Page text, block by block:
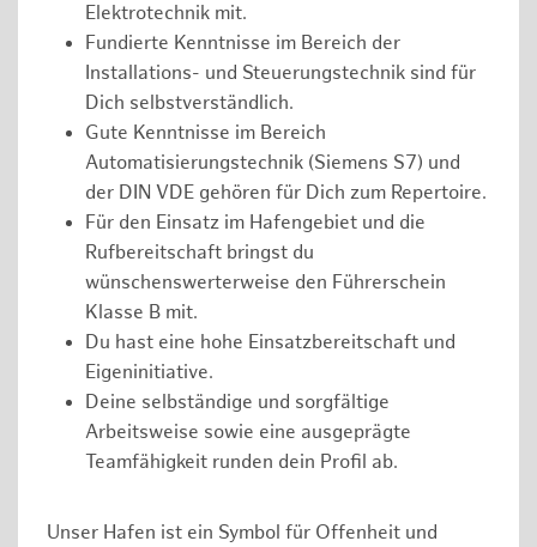
Elektrotechnik mit.
Fundierte Kenntnisse im Bereich der
Installations- und Steuerungstechnik sind für
Dich selbstverständlich.
Gute Kenntnisse im Bereich
Automatisierungstechnik (Siemens S7) und
der DIN VDE gehören für Dich zum Repertoire.
Für den Einsatz im Hafengebiet und die
Rufbereitschaft bringst du
wünschenswerterweise den Führerschein
Klasse B mit.
Du hast eine hohe Einsatzbereitschaft und
Eigeninitiative.
Deine selbständige und sorgfältige
Arbeitsweise sowie eine ausgeprägte
Teamfähigkeit runden dein Profil ab.
Unser Hafen ist ein Symbol für Offenheit und